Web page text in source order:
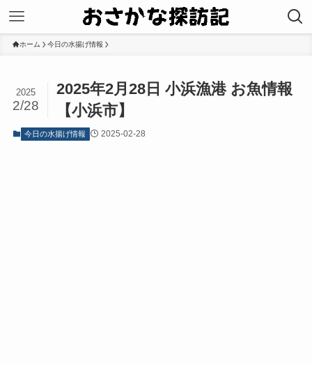
ホーム 今日の水揚げ情報
2025年2月28日 小浜漁港 お魚情報
【小浜市】
2025
2/28
今日の水揚げ情報 2025-02-28